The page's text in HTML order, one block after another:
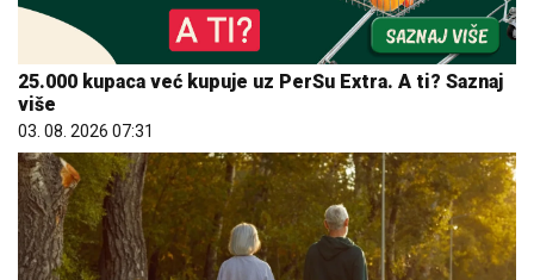
25.000 kupaca već kupuje uz PerSu Extra. A ti? Saznaj
više
03. 08. 2026 07:31